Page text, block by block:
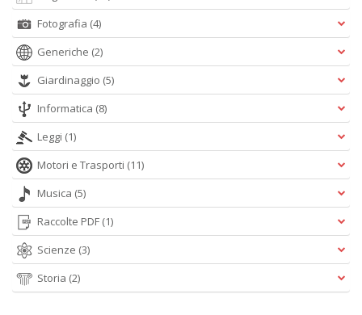
Fotografia (4)
Generiche (2)
Giardinaggio (5)
Informatica (8)
Leggi (1)
Motori e Trasporti (11)
Musica (5)
Raccolte PDF (1)
Scienze (3)
Storia (2)